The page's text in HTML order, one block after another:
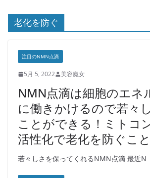
老化を防ぐ
注目のNMN点滴
5月 5, 2022 美容魔女
NMN点滴は細胞のエネ
に働きかけるので若々
ことができる！ミトコ
活性化で老化を防ぐこ
若々しさを保ってくれるNMN点滴 最近N